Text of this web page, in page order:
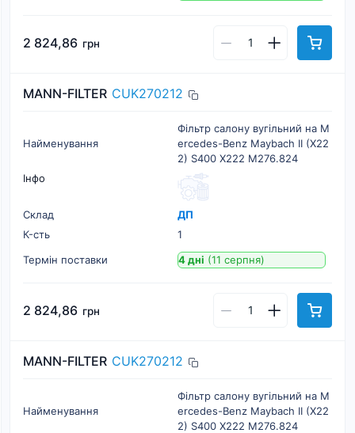
2 824,86 грн
MANN-FILTER CUK270212
Найменування
Фільтр салону вугільний на M
ercedes-Benz Maybach II (X22
2) S400 X222 M276.824
Інфо
Склад
ДП
К-cть
1
Термін поставки
4 дні (11 серпня)
2 824,86 грн
MANN-FILTER CUK270212
Найменування
Фільтр салону вугільний на M
ercedes-Benz Maybach II (X22
2) S400 X222 M276.824